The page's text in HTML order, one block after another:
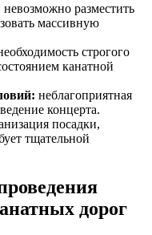
невозможно разместить
массивную
строгого
канатной
неблагоприятная
концерта.
посадки,
тщательной
дорог